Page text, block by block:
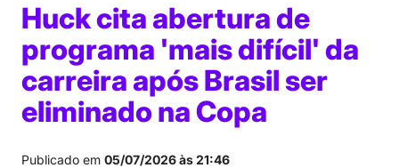
Huck cita abertura de
programa 'mais difícil' da
carreira após Brasil ser
eliminado na Copa
Publicado em 05/07/2026 às 21:46